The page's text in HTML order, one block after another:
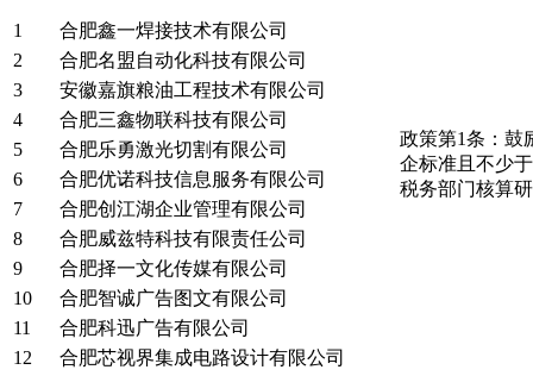
1 合肥鑫一焊接技术有限公司
政策第1条：鼓
企标准且不少
税务部门核算
2
合肥名盟自动化科技有限公司
3
安徽嘉旗粮油工程技术有限公司
4
合肥三鑫物联科技有限公司
5
合肥乐勇激光切割有限公司
6
合肥优诺科技信息服务有限公司
7
合肥创江湖企业管理有限公司
8
合肥威兹特科技有限责任公司
9
合肥择一文化传媒有限公司
10
合肥智诚广告图文有限公司
11
合肥科迅广告有限公司
12
合肥芯视界集成电路设计有限公司